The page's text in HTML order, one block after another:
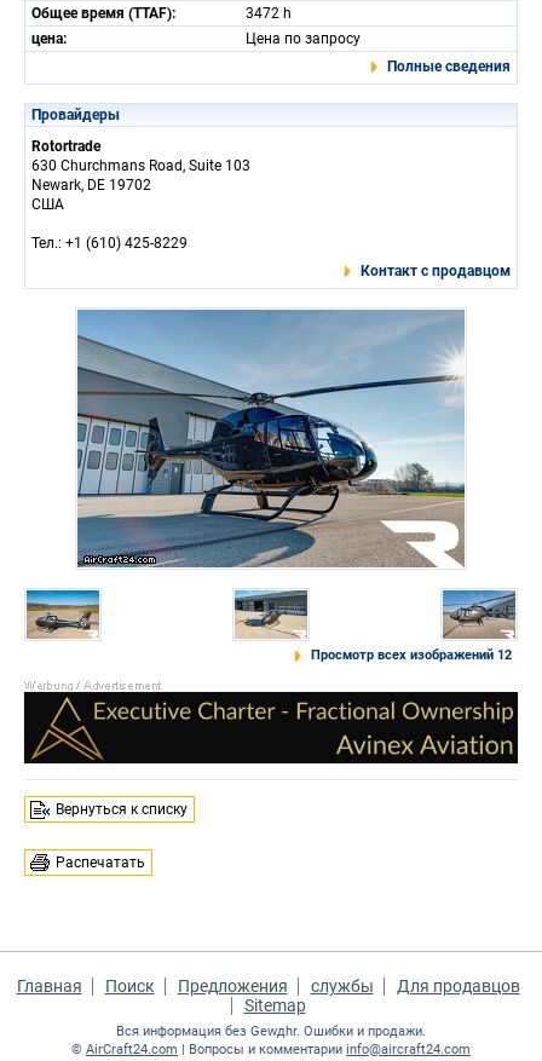
Общее время (TTAF):
3472 h
цена:
Цена по запросу
Полные сведения
Провайдеры
Rotortrade
630 Churchmans Road, Suite 103
Newark, DE 19702
США
Тел.: +1 (610) 425-8229
Контакт с продавцом
Просмотр всех изображений 12
Вернуться к списку
Распечатать
Главная Поиск Предложения службы
Для продавцов
Sitemap
Вся информация без Gewдhr. Ошибки и продажи.
© AirCraft24.com | Вопросы и комментарии info@aircraft24.com